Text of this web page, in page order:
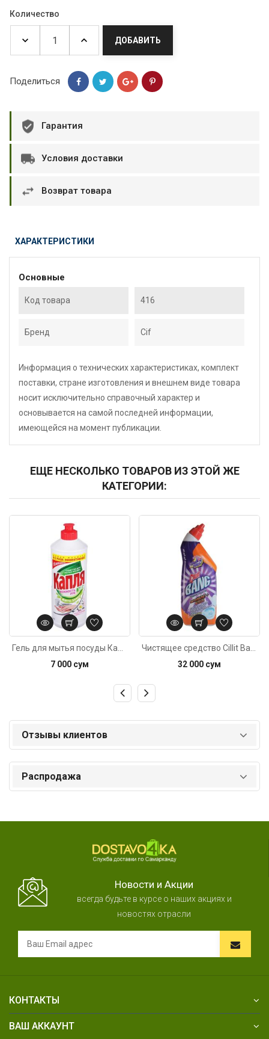
Количество
ДОБАВИТЬ
Поделиться
Гарантия
Условия доставки
Возврат товара
ХАРАКТЕРИСТИКИ
Основные
Код товара 416
Бренд Cif
Информация о технических характеристиках, комплект
поставки, стране изготовления и внешнем виде товара
носит исключительно справочный характер и
основывается на самой последней информации,
имеющейся на момент публикации.
ЕЩЕ НЕСКОЛЬКО ТОВАРОВ ИЗ ЭТОЙ ЖЕ
КАТЕГОРИИ:
7 000 сум
32 000 сум
Отзывы клиентов
Распродажа
Новости и Акции
всегда будьте в курсе о наших акциях и
новостях отрасли
КОНТАКТЫ
ВАШ АККАУНТ